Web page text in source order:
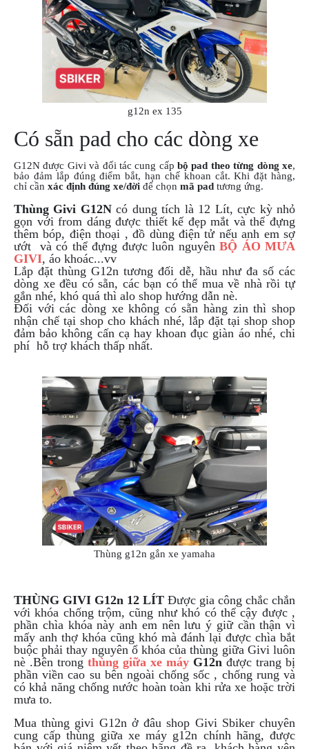
g12n ex 135
Có sẵn pad cho các dòng xe
G12N được Givi và đối tác cung cấpbộ pad theo từng dòng xe,
bảo đảm lắp đúng điểm bắt, hạn chế khoan cắt. Khi đặt hàng,
chỉ cần xác định đúng xe/đời để chọn mã pad tương ứng.
Thùng Givi G12Ncó dung tích là 12 Lít, cực kỳ nhỏ
gọn với from dáng được thiết kế đẹp mắt và thể đựng
thêm bóp, điện thoại , đồ dùng điện tử nếu anh em sợ
ướt và có thể đựng được luôn nguyênBỘ ÁO MƯA
GIVI, áo khoác...vv
Lắp đặt thùng G12n tương đối dễ, hầu như đa số các
dòng xe đều có sẵn, các bạn có thể mua về nhà rồi tự
gắn nhé, khó quá thì alo shop hướng dẫn nè.
Đối với các dòng xe không có sẵn hàng zin thì shop
nhận chế tại shop cho khách nhé, lắp đặt tại shop shop
đảm bảo không cấn cạ hay khoan đục giàn áo nhé, chi
phí hỗ trợ khách thấp nhất.
Thùng g12n gắn xe yamaha
THÙNG GIVI G12n 12 LÍT Được gia công chắc chắn
với khóa chống trộm, cũng như khó có thể cậy được ,
phần chìa khóa này anh em nên lưu ý giữ cần thận vì
mấy anh thợ khóa cũng khó mà đánh lại được chìa bắt
buộc phải thay nguyên ổ khóa của thùng giữa Givi luôn
nè .Bên trong thùng giữa xe máy G12n được trang bị
phần viền cao su bên ngoài chống sốc , chống rung và
có khả năng chống nước hoàn toàn khi rửa xe hoặc trời
mưa to.
Mua thùng givi G12n ở đâu shop Givi Sbiker chuyên
cung cấp thùng giữa xe máy g12n chính hãng, được